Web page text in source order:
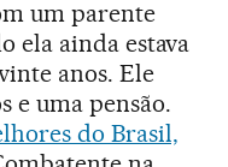
um parente
ela ainda estava
anos. Ele
e uma pensão.
do Brasil,